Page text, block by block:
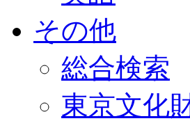
その他
総合検索
東京文化